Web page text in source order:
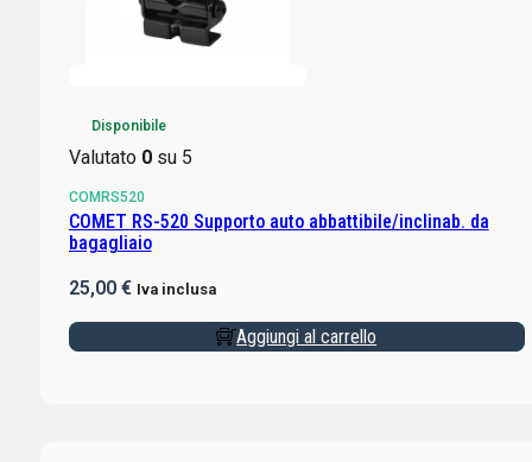
Disponibile
Valutato 0su 5
COMRS520
COMET RS-520 Supporto auto abbattibile/inclinab. da
bagagliaio
25,00 € Iva inclusa
Aggiungi al carrello